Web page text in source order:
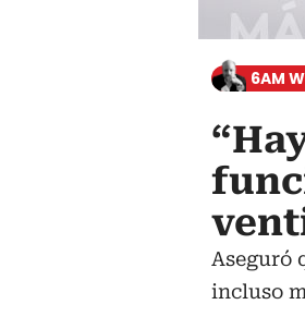
6AM W
Aseguró
incluso